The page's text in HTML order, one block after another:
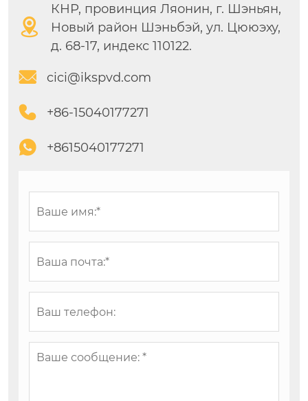

КНР, провинция Ляонин, г. Шэньян,
Новый район Шэньбэй, ул. Цююэху,
д. 68-17, индекс 110122.
 cici@ikspvd.com
 +86-15040177271
 +8615040177271